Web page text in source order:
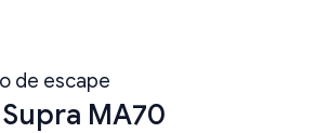
de escape
MA70